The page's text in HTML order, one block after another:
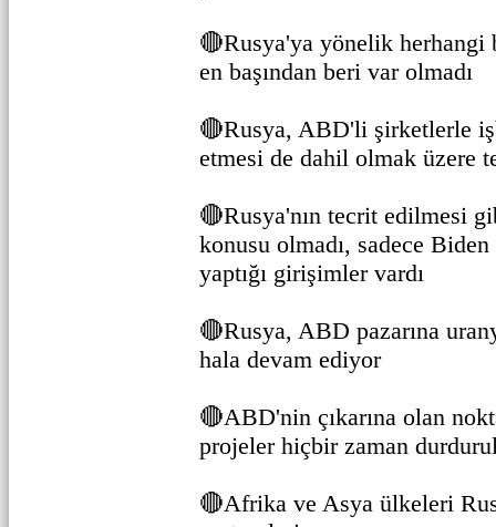
🔴Rusya'ya yönelik herhangi
en başından beri var olmadı
🔴Rusya, ABD'li şirketlerle
etmesi de dahil olmak üzere
🔴Rusya'nın tecrit edilmesi
konusu olmadı, sadece
yaptığı girişimler vardı
🔴Rusya, ABD pazarına
hala devam ediyor
🔴ABD'nin çıkarına olan
projeler hiçbir zaman
🔴Afrika ve Asya ülkeleri